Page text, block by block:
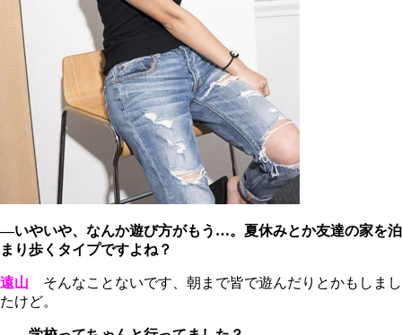
―いやいや、なんか遊び方がもう…。夏休みとか友達の家を泊
まり歩くタイプですよね？
遠山 そんなことないです、朝まで皆で遊んだりとかもしまし
たけど。